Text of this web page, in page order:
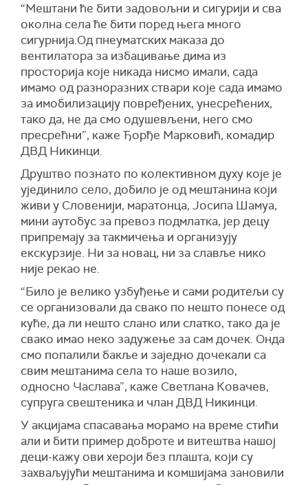
“Мештани ће бити задовољни и сигурији и сва
околна села ће бити поред њега много
сигурнија.Од пнеуматских маказа до
вентилатора за избацивање дима из
просторија које никада нисмо имали, сада
имамо од разноразних ствари које сада имамо
за имобилизацију повређених, унесрећених,
тако да, не да смо одушевљени, него смо
пресрећни”, каже Ђорђе Марковић, комадир
ДВД Никинци.
Друштво познато по колективном духу које је
ујединило село, добило је од мештанина који
живи у Словенији, маратонца, Јосипа Шамуа,
мини аутобус за превоз подмлатка, јер децу
припремају за такмичења и организују
екскурзије. Ни за новац, ни за славље нико
није рекао не.
“Било је велико узбуђење и сами родитељи су
се организовали да свако по нешто понесе од
куће, да ли нешто слано или слатко, тако да је
свако имао неко задужење за сам дочек. Онда
смо попалили бакље и заједно дочекали са
свим мештанима села то наше возило,
односно Часлава”, каже Светлана Ковачев,
супруга свештеника и члан ДВД Никинци.
У акцијама спасавања морамо на време стићи
али и бити пример доброте и витештва нашој
деци-кажу ови хероји без плашта, који су
захваљујући мештанима и комшијама зановили